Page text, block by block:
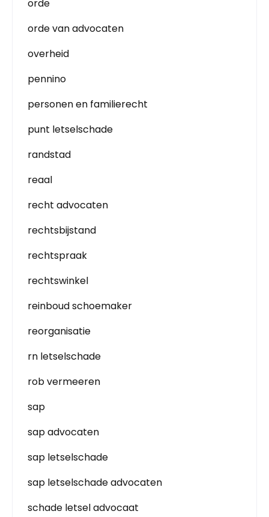
orde
orde van advocaten
overheid
pennino
personen en familierecht
punt letselschade
randstad
reaal
recht advocaten
rechtsbijstand
rechtspraak
rechtswinkel
reinboud schoemaker
reorganisatie
rn letselschade
rob vermeeren
sap
sap advocaten
sap letselschade
sap letselschade advocaten
schade letsel advocaat